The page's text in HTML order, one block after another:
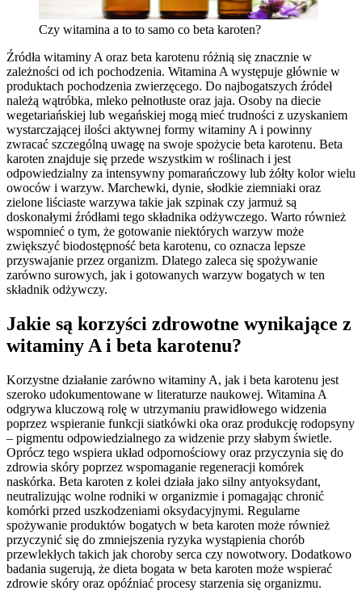
Czy witamina a to to samo co beta karoten?
Źródła witaminy A oraz beta karotenu różnią się znacznie w
zależności od ich pochodzenia. Witamina A występuje głównie w
produktach pochodzenia zwierzęcego. Do najbogatszych źródeł
należą wątróbka, mleko pełnotłuste oraz jaja. Osoby na diecie
wegetariańskiej lub wegańskiej mogą mieć trudności z uzyskaniem
wystarczającej ilości aktywnej formy witaminy A i powinny
zwracać szczególną uwagę na swoje spożycie beta karotenu. Beta
karoten znajduje się przede wszystkim w roślinach i jest
odpowiedzialny za intensywny pomarańczowy lub żółty kolor wielu
owoców i warzyw. Marchewki, dynie, słodkie ziemniaki oraz
zielone liściaste warzywa takie jak szpinak czy jarmuż są
doskonałymi źródłami tego składnika odżywczego. Warto również
wspomnieć o tym, że gotowanie niektórych warzyw może
zwiększyć biodostępność beta karotenu, co oznacza lepsze
przyswajanie przez organizm. Dlatego zaleca się spożywanie
zarówno surowych, jak i gotowanych warzyw bogatych w ten
składnik odżywczy.
Jakie są korzyści zdrowotne wynikające z
witaminy A i beta karotenu?
Korzystne działanie zarówno witaminy A, jak i beta karotenu jest
szeroko udokumentowane w literaturze naukowej. Witamina A
odgrywa kluczową rolę w utrzymaniu prawidłowego widzenia
poprzez wspieranie funkcji siatkówki oka oraz produkcję rodopsyny
– pigmentu odpowiedzialnego za widzenie przy słabym świetle.
Oprócz tego wspiera układ odpornościowy oraz przyczynia się do
zdrowia skóry poprzez wspomaganie regeneracji komórek
naskórka. Beta karoten z kolei działa jako silny antyoksydant,
neutralizując wolne rodniki w organizmie i pomagając chronić
komórki przed uszkodzeniami oksydacyjnymi. Regularne
spożywanie produktów bogatych w beta karoten może również
przyczynić się do zmniejszenia ryzyka wystąpienia chorób
przewlekłych takich jak choroby serca czy nowotwory. Dodatkowo
badania sugerują, że dieta bogata w beta karoten może wspierać
zdrowie skóry oraz opóźniać procesy starzenia się organizmu.